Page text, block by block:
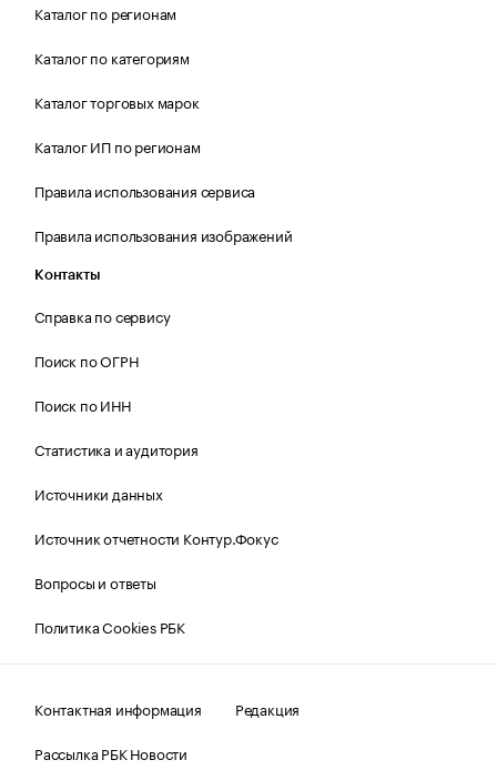
Каталог по регионам
Каталог по категориям
Каталог торговых марок
Каталог ИП по регионам
Правила использования сервиса
Правила использования изображений
Контакты
Справка по сервису
Поиск по ОГРН
Поиск по ИНН
Статистика и аудитория
Источники данных
Источник отчетности Контур.Фокус
Вопросы и ответы
Политика Cookies РБК
Контактная информация
Редакция
Рассылка РБК Новости